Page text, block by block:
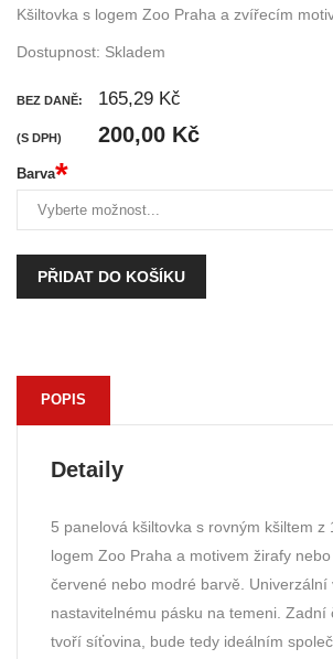
Kšiltovka s logem Zoo Praha a zvířecím
Dostupnost: Skladem
BEZ DANĚ: 165,29 Kč
(S DPH) 200,00 Kč
Barva*
PŘIDAT DO KOŠÍKU
POPIS
Detaily
5 panelová kšiltovka s rovným kšiltem z
logem Zoo Praha a motivem žirafy
červené nebo modré barvě. Univerzální
nastavitelnému pásku na temeni. Zadní
tvoří síťovina, bude tedy ideálním